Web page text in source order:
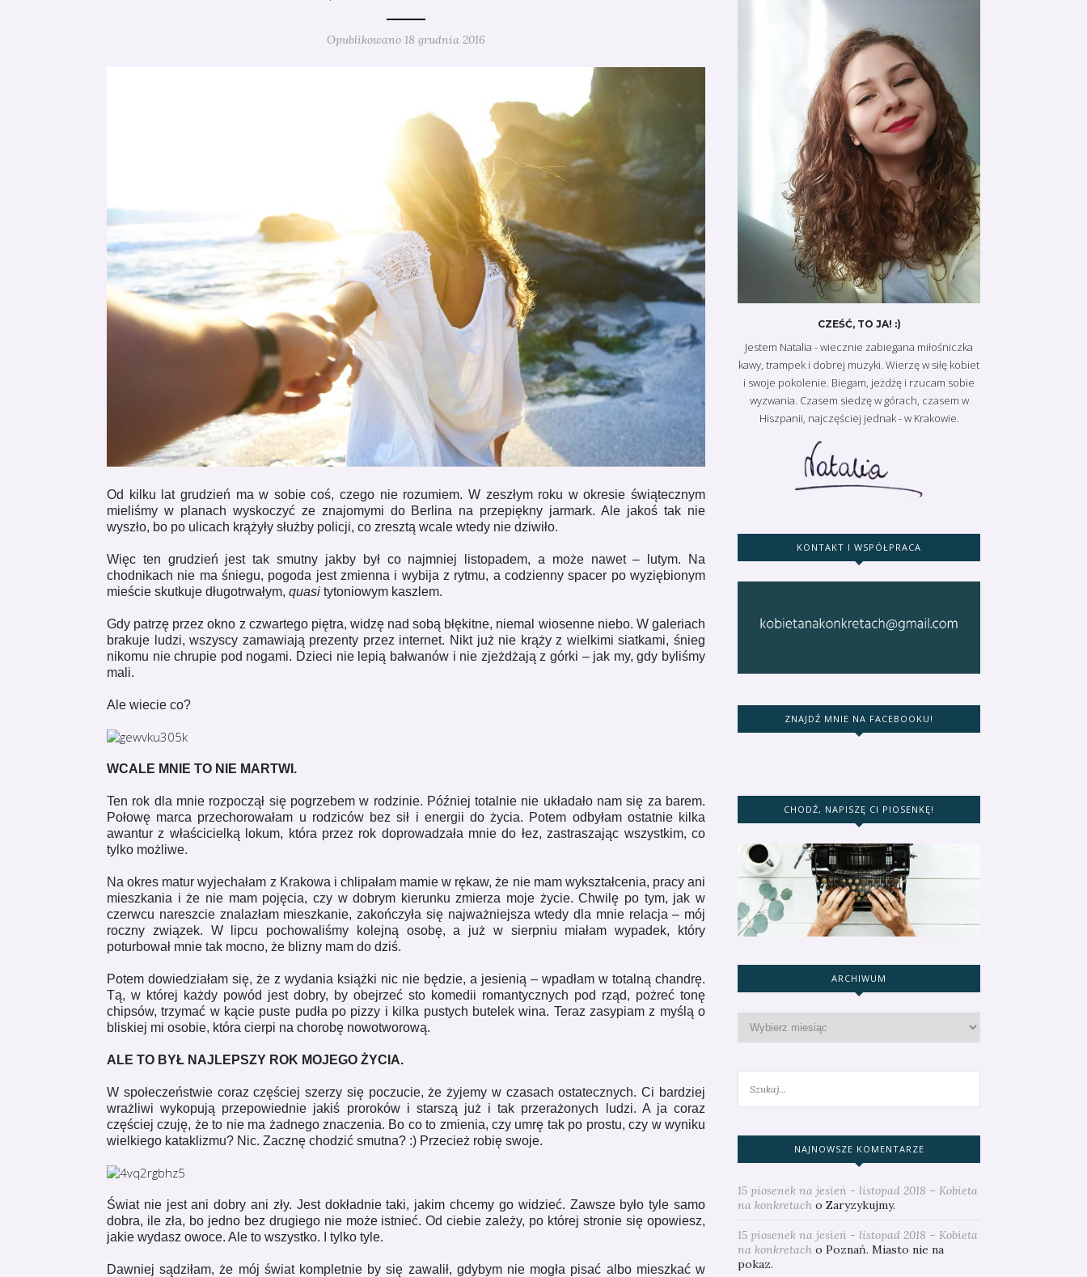
Opublikowano 18 grudnia 2016
Od kilku lat grudzień ma w sobie coś, czego nie rozumiem. W zeszłym roku w okresie świątecznym
mieliśmy w planach wyskoczyć ze znajomymi do Berlina na przepiękny jarmark. Ale jakoś tak nie
wyszło, bo po ulicach krążyły służby policji, co zresztą wcale wtedy nie dziwiło.
Więc ten grudzień jest tak smutny jakby był co najmniej listopadem, a może nawet – lutym. Na
chodnikach nie ma śniegu, pogoda jest zmienna i wybija z rytmu, a codzienny spacer po wyziębionym
mieście skutkuje długotrwałym, quasi tytoniowym kaszlem.
Gdy patrzę przez okno z czwartego piętra, widzę nad sobą błękitne, niemal wiosenne niebo. W galeriach
brakuje ludzi, wszyscy zamawiają prezenty przez internet. Nikt już nie krąży z wielkimi siatkami, śnieg
nikomu nie chrupie pod nogami. Dzieci nie lepią bałwanów i nie zjeżdżają z górki – jak my, gdy byliśmy
mali.
Ale wiecie co?
WCALE MNIE TO NIE MARTWI.
Ten rok dla mnie rozpoczął się pogrzebem w rodzinie. Później totalnie nie układało nam się za barem.
Połowę marca przechorowałam u rodziców bez sił i energii do życia. Potem odbyłam ostatnie kilka
awantur z właścicielką lokum, która przez rok doprowadzała mnie do łez, zastraszając wszystkim, co
tylko możliwe.
Na okres matur wyjechałam z Krakowa i chlipałam mamie w rękaw, że nie mam wykształcenia, pracy ani
mieszkania i że nie mam pojęcia, czy w dobrym kierunku zmierza moje życie. Chwilę po tym, jak w
czerwcu nareszcie znalazłam mieszkanie, zakończyła się najważniejsza wtedy dla mnie relacja – mój
roczny związek. W lipcu pochowaliśmy kolejną osobę, a już w sierpniu miałam wypadek, który
poturbował mnie tak mocno, że blizny mam do dziś.
Potem dowiedziałam się, że z wydania książki nic nie będzie, a jesienią – wpadłam w totalną chandrę.
Tą, w której każdy powód jest dobry, by obejrzeć sto komedii romantycznych pod rząd, pożreć tonę
chipsów, trzymać w kącie puste pudła po pizzy i kilka pustych butelek wina. Teraz zasypiam z myślą o
bliskiej mi osobie, która cierpi na chorobę nowotworową.
ALE TO BYŁ NAJLEPSZY ROK MOJEGO ŻYCIA.
W społeczeństwie coraz częściej szerzy się poczucie, że żyjemy w czasach ostatecznych. Ci bardziej
wrażliwi wykopują przepowiednie jakiś proroków i starszą już i tak przerażonych ludzi. A ja coraz
częściej czuję, że to nie ma żadnego znaczenia. Bo co to zmienia, czy umrę tak po prostu, czy w wyniku
wielkiego kataklizmu? Nic. Zacznę chodzić smutna? :) Przecież robię swoje.
Świat nie jest ani dobry ani zły. Jest dokładnie taki, jakim chcemy go widzieć. Zawsze było tyle samo
dobra, ile zła, bo jedno bez drugiego nie może istnieć. Od ciebie zależy, po której stronie się opowiesz,
jakie wydasz owoce. Ale to wszystko. I tylko tyle.
Dawniej sądziłam, że mój świat kompletnie by się zawalił, gdybym nie mogła pisać albo mieszkać w
CZEŚĆ, TO JA! :)
Jestem Natalia - wiecznie zabiegana miłośniczka
kawy, trampek i dobrej muzyki. Wierzę w siłę kobiet
i swoje pokolenie. Biegam, jeżdżę i rzucam sobie
wyzwania. Czasem siedzę w górach, czasem w
Hiszpanii, najczęściej jednak - w Krakowie.
KONTAKT I WSPÓŁPRACA
ZNAJDŹ MNIE NA FACEBOOKU!
CHODŹ, NAPISZĘ CI PIOSENKĘ!
ARCHIWUM
NAJNOWSZE KOMENTARZE
15 piosenek na jesień - listopad 2018 – Kobieta
na konkretach o Zaryzykujmy.
15 piosenek na jesień - listopad 2018 – Kobieta
na konkretach o Poznań. Miasto nie na
pokaz.